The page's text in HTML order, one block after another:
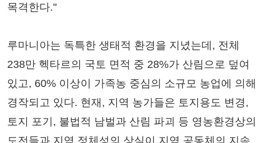
목격한다."
루마니아는 독특한 생태적 환경을 지녔는데, 전체
238만 헥타르의 국토 면적 중 28%가 산림으로 덮여
있고, 60% 이상이 가족농 중심의 소규모 농업에 의해
경작되고 있다. 현재, 지역 농가들은 토지용도 변경,
토지 포기, 불법적 남벌과 산림 파괴 등 영농환경상의
도전들과 지역 정체성의 상실이 지역 공동체의 지속